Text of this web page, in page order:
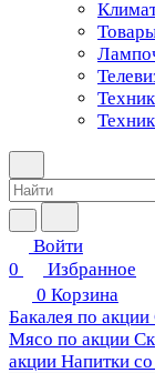
Войти
0
Избранное
0 Корзина
Бакалея по акции
Мясо по акции
акции Напитки